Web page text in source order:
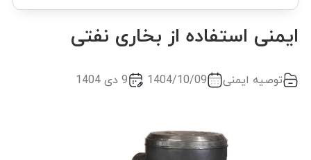
ایمنی استفاده از بخاری نفتی
توصیه ایمنی 1404/10/09 9 دی 1404